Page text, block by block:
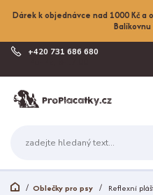
Dárek k objednávce nad 1000 Kč a
Balíkovnu
+420 731 686 680
Oblečky pro psy Reflexní